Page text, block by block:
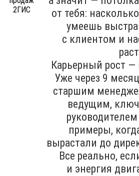
от тебя:
умеешь
с клиентом и
Карьерный рост —
Уже через 9
старшим
ведущим,
примеры,
вырастали до
Все реально,
и энергия